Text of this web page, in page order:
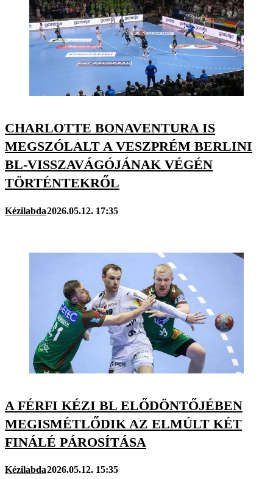
CHARLOTTE BONAVENTURA IS
MEGSZÓLALT A VESZPRÉM BERLINI
BL-VISSZAVÁGÓJÁNAK VÉGÉN
TÖRTÉNTEKRŐL
Kézilabda2026.05.12. 17:35
A FÉRFI KÉZI BL ELŐDÖNTŐJÉBEN
MEGISMÉTLŐDIK AZ ELMÚLT KÉT
FINÁLÉ PÁROSÍTÁSA
Kézilabda2026.05.12. 15:35